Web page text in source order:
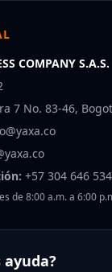
COMPANY S.A.S.
7 No. 83-46,
+57 304 646
de 8:00 a.m. a 6:00